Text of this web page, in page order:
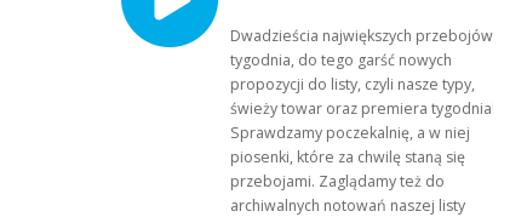
Dwadzieścia największych przebojów
tygodnia, do tego garść nowych
propozycji do listy, czyli nasze typy,
świeży towar oraz premiera tygodnia!
Sprawdzamy poczekalnię, a w niej
piosenki, które za chwilę staną się
przebojami. Zaglądamy też do
archiwalnych notowań naszej listy